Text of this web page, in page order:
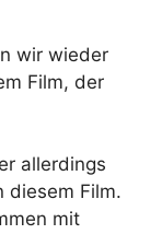
wir wieder
Film, der
allerdings
diesem Film.
mit